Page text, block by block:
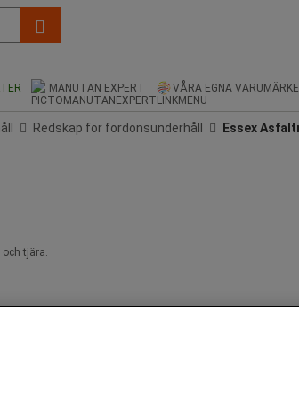
MANUTAN EXPERT VÅRA EGNA
Redskap för fordonsunderhåll Essex
tjära.